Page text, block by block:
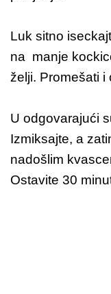
Luk sitno
na manje
želji. Promešati i
U odgovarajući
Izmiksajte, a
nadošlim
Ostavite 30